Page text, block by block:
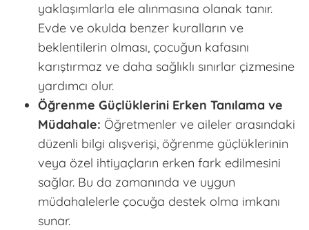
yaklaşımlarla ele alınmasına olanak tanır.
Evde ve okulda benzer kuralların ve
beklentilerin olması, çocuğun kafasını
karıştırmaz ve daha sağlıklı sınırlar çizmesine
yardımcı olur.
Öğrenme Güçlüklerini Erken Tanılama ve
Müdahale: Öğretmenler ve aileler arasındaki
düzenli bilgi alışverişi, öğrenme güçlüklerinin
veya özel ihtiyaçların erken fark edilmesini
sağlar. Bu da zamanında ve uygun
müdahalelerle çocuğa destek olma imkanı
sunar.